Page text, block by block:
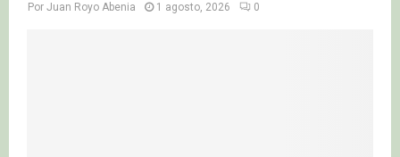
Por Juan Royo Abenia 1 agosto, 2026 0